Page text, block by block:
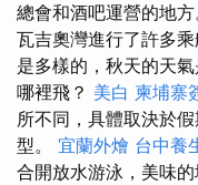
總會和酒吧運營的地方
瓦吉奧灣進行了許多
是多樣的，秋天的天
哪裡飛？ 美白 柬埔寨
所不同，具體取決於
型。 宜蘭外燴 台中養
合開放水游泳，美味